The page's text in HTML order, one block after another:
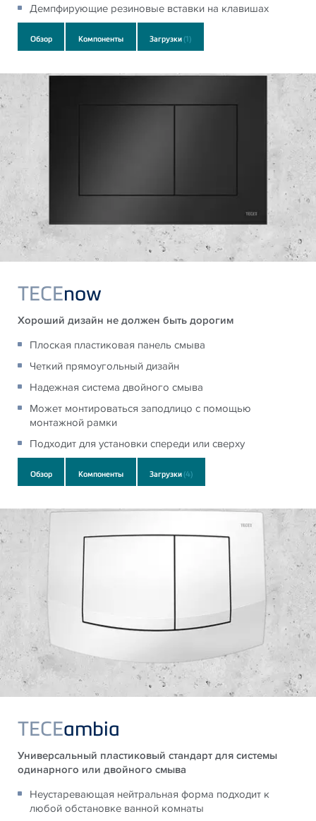
Демпфирующие резиновые вставки на клавишах
Обзор Компоненты Загрузки(1)
TECEnow
Хороший дизайн не должен быть дорогим
Плоская пластиковая панель смыва
Четкий прямоугольный дизайн
Надежная система двойного смыва
Может монтироваться заподлицо с помощью
монтажной рамки
Подходит для установки спереди или сверху
Обзор Компоненты Загрузки(4)
TECEambia
Универсальный пластиковый стандарт для системы
одинарного или двойного смыва
Неустаревающая нейтральная форма подходит к
любой обстановке ванной комнаты